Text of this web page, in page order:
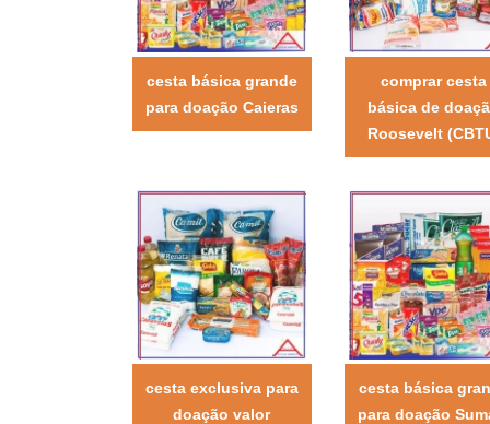
cesta básica grande
para doação Caieras
comprar cesta
básica de
Roosevelt
cesta exclusiva para
doação valor
cesta básica
para doação